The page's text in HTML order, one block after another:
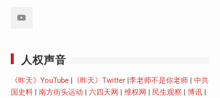
人权声音
《昨天》YouTube| 《昨天》Twitter| 李老师不是你老师| 中共
国史料| 南方街头运动 六四天网 维权网 民生观察 博讯|